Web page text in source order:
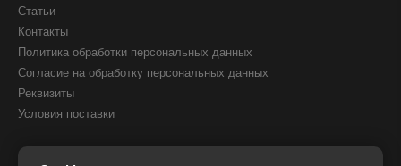
Статьи
Контакты
Политика обработки персональных данных
Согласие на обработку персональных данных
Реквизиты
Условия поставки